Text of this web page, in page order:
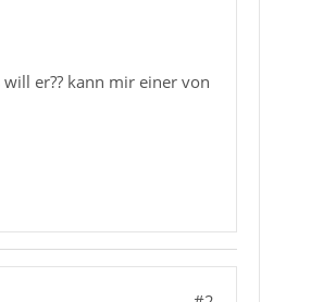
er?? kann mir einer von